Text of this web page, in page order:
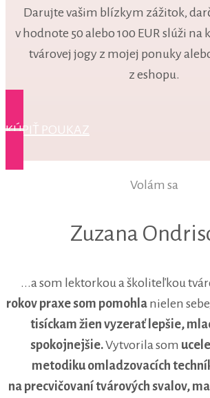
Darujte vašim blízkym zážitok,
v hodnote 50 alebo 100 EUR slúži
tvárovej jogy z mojej ponuky
z eshopu.
KÚPIŤ POUKAZ
Volám sa
Zuzana
...a som lektorkou a školiteľkou
rokov praxe som pomohla nielen
tisíckam žien vyzerať lepšie,
spokojnejšie.Vytvorila som
metodiku omladzovacích
na precvičovaní tvárových svalov,